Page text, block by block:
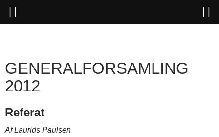
GENERALFORSAMLING
2012
Referat
Af Laurids Paulsen